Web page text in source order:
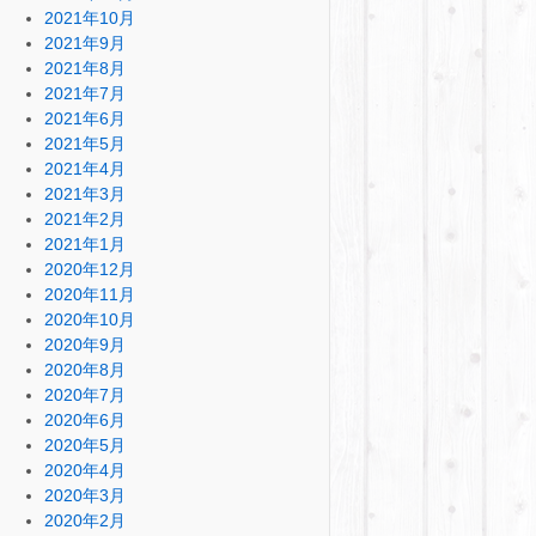
2021年10月
2021年9月
2021年8月
2021年7月
2021年6月
2021年5月
2021年4月
2021年3月
2021年2月
2021年1月
2020年12月
2020年11月
2020年10月
2020年9月
2020年8月
2020年7月
2020年6月
2020年5月
2020年4月
2020年3月
2020年2月